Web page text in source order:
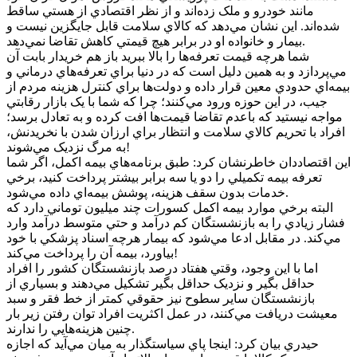
مانند خودرو و ملک زده‌اند و از نظر اقتصادي از هستي ساقط
شده‌اند. اين نشان مي‌دهد که کالاي سلامت قابل جايگزين نيست و
بيمار و خانواده او در برابر هيچ قيمتي کاهش تقاضا نمي‌دهد.
شما هرچه قيمت تعرفه‌ها را بالا ببريد باز هم خريدار بابت آن
مي‌پردازد و به همين دليل است که در دنيا براي تعرفه‌هاي درماني و
بيمه‌اي حدودي معين قرار داده و دولت‌ها براي کنترل هزينه مردم از
جيب، در اين حوزه ورود مي‌کنند؛ چرا که شما با يک بازار رقابتي
مواجه نيستيد که باعدم تقاضا قيمت‌ها افت کرده و به تعادل برسد؛
افراد با تحريم کالاي سلامت و انتظار براي ارزان شدن با نخريدنش،
به مرگ نزديک مي‌شوند!
اين اقتصاددان خاطرنشان کرد: طبق برنامه‌هاي بيمه اکمل، اگر شما
تعرفه بيمه تکميلي را دو يا سه برابر بيشتر پرداخت کنيد، برخي
خدمات بدون سقف هزينه، پوشش بيمه‌اي داده مي‌شود.
البته برخي موارد بيمه اکمل کسورات چند ميليون توماني دارد که
فشار زيادي را به بازنشستگان کم درآمد و حتي متوسط درآمد وارد
مي‌کند. در مقابل ادعا مي‌شود که بيمار هرچه اسناد پزشکي با خود
بياورد، بيمه آن را پرداخت مي‌کند!
اما با اين وجود، وقتي هفتاد درصد بازنشستگان کشور را افراد
حداقل بگير و نزديک حداقل بگير تشکيل مي‌دهند و بسياري از
بازنشستگان ساير سطوح نيز حقوقي کمتر از خط فقر و سبد
معيشت دريافت مي‌کنند، در عمل اکثريت افراد توان رفتن زير بار
چنين هزينه‌هايي را ندارند.
حيدري بيان کرد: اينجا پاي سياستگذار به ميان مي‌آيد که اجازه